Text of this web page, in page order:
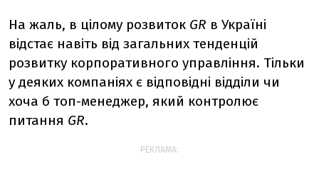
На жаль, в цілому розвиток GR в Україні
відстає навіть від загальних тенденцій
розвитку корпоративного управління. Тільки
у деяких компаніях є відповідні відділи чи
хоча б топ-менеджер, який контролює
питання GR.
РЕКЛАМА: